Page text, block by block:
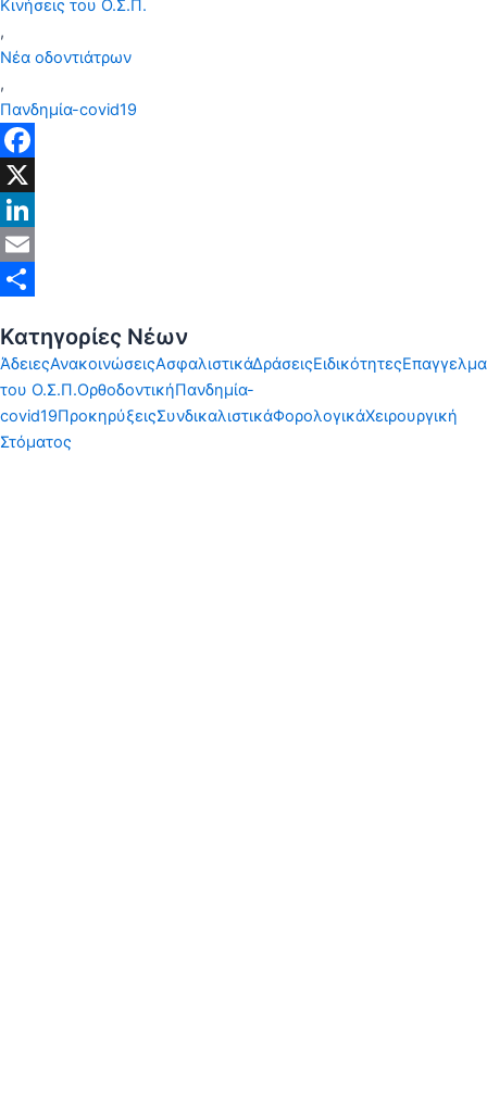
Κινήσεις του Ο.Σ.Π.
,
Νέα οδοντιάτρων
,
Πανδημία-covid19
Facebook
X
LinkedIn
Email
Κατηγορίες Νέων
ΆδειεςΑνακοινώσειςΑσφαλιστικάΔράσειςΕιδικότητες
του Ο.Σ.Π.ΟρθοδοντικήΠανδημία-
covid19ΠροκηρύξειςΣυνδικαλιστικάΦορολογικάΧειρουργική
Στόματος